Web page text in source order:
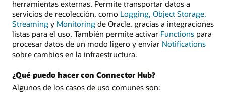
herramientas externas. Permite transportar datos a
servicios de recolección, como Logging, Object Storage,
Streaming y Monitoring de Oracle, gracias a integraciones
listas para el uso. También permite activar Functions para
procesar datos de un modo ligero y enviar Notifications
sobre cambios en la infraestructura.
¿Qué puedo hacer con Connector Hub?
Algunos de los casos de uso comunes son: